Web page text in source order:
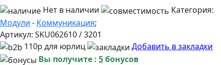
Нет в наличии
Категория:
Модули - Коммуникация;
Артикул: SKU062610 / 3201
110р для юрлиц
Добавить в закладки
Вы получите : 5бонусов